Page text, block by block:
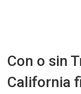
Con o sin
California